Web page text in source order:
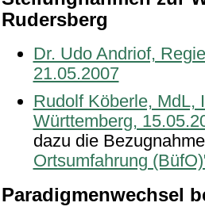
Rudersberg
Dr. Udo Andriof,
21.05.2007
Rudolf Köberle, MdL,
Württemberg,
dazu die
Ortsumfahrung
Paradigmenwechsel